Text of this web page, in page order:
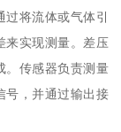
将流体或气体引
来实现测量。差压
。传感器负责测量
号，并通过输出接